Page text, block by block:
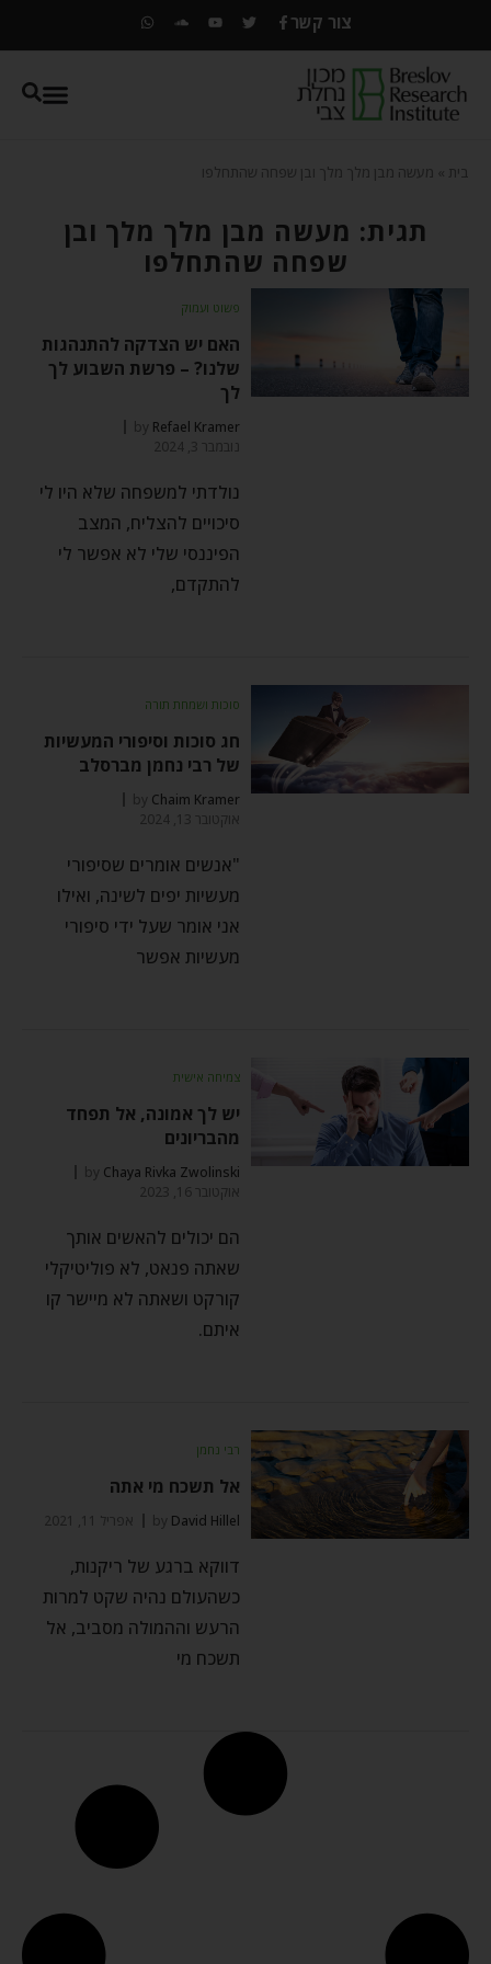
צור קשר
בית מעשה מבן מלך מלך ובן שפחה שהתחלפו
תגית: מעשה מבן מלך מלך ובן
שפחה שהתחלפו
פשוט ועמוק
האם יש הצדקה להתנהגות
שלנו? – פרשת השבוע לך
לך
by Refael Kramer
נובמבר 3, 2024
נולדתי למשפחה שלא היו לי
סיכויים להצליח, המצב
הפיננסי שלי לא אפשר לי
להתקדם,
סוכות ושמחת תורה
חג סוכות וסיפורי המעשיות
של רבי נחמן מברסלב
by Chaim Kramer
אוקטובר 13, 2024
"אנשים אומרים שסיפורי
מעשיות יפים לשינה, ואילו
אני אומר שעל ידי סיפורי
מעשיות אפשר
צמיחה אישית
יש לך אמונה, אל תפחד
מהבריונים
by Chaya Rivka Zwolinski
אוקטובר 16, 2023
הם יכולים להאשים אותך
שאתה פנאט, לא פוליטיקלי
קורקט ושאתה לא מיישר קו
איתם.
רבי נחמן
אל תשכח מי אתה
by David Hillel אפריל 11, 2021
דווקא ברגע של ריקנות,
כשהעולם נהיה שקט למרות
הרעש וההמולה מסביב, אל
תשכח מי